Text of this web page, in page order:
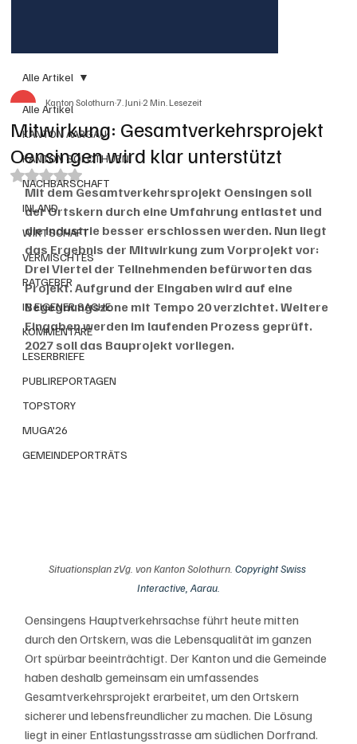
Alle Artikel
KANTON AARGAU
KANTON SOLOTHURN
NACHBARSCHAFT
INLAND
WIRTSCHAFT
VERMISCHTES
RATGEBER
IN EIGENER SACHE
KOMMENTARE
LESERBRIEFE
PUBLIREPORTAGEN
TOPSTORY
MUGA'26
GEMEINDEPORTRÄTS
Alle Artikel
Mitwirkung: Gesamtverkehrsprojekt
Oensingen wird klar unterstützt
Kanton Solothurn7. Juni2 Min. Lesezeit
Mit NaN von 5 Sternen bewertet.
Mit dem Gesamtverkehrsprojekt Oensingen soll
der Ortskern durch eine Umfahrung entlastet und
die Industrie besser erschlossen werden. Nun liegt
das Ergebnis der Mitwirkung zum Vorprojekt vor:
Drei Viertel der Teilnehmenden befürworten das
Projekt. Aufgrund der Eingaben wird auf eine
Begegnungszone mit Tempo 20 verzichtet. Weitere
Eingaben werden im laufenden Prozess geprüft.
2027 soll das Bauprojekt vorliegen.
Situationsplan zVg. von Kanton Solothurn. Copyright Swiss
Interactive, Aarau.
Oensingens Hauptverkehrsachse führt heute mitten
durch den Ortskern, was die Lebensqualität im ganzen
Ort spürbar beeinträchtigt. Der Kanton und die Gemeinde
haben deshalb gemeinsam ein umfassendes
Gesamtverkehrsprojekt erarbeitet, um den Ortskern
sicherer und lebensfreundlicher zu machen. Die Lösung
liegt in einer Entlastungsstrasse am südlichen Dorfrand.